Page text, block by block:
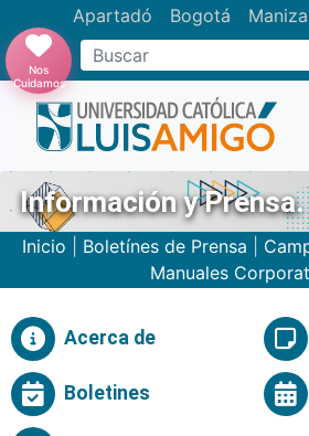
Apartadó Bogotá
Buscar
Nos
Cuidamos
Información y Prensa.
Inicio Boletínes de Prensa
Manuales
Acerca de
Boletines